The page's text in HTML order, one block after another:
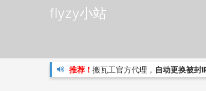
flyzy小站
推荐！ 搬瓦工官方代理， 自动更换被封